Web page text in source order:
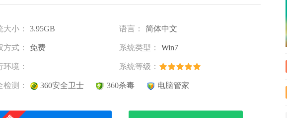
大小： 3.95GB 语言： 简体中文
方式： 免费 系统类型： Win7
环境： 系统等级：
检测： 360安全卫士 360杀毒 电脑管家